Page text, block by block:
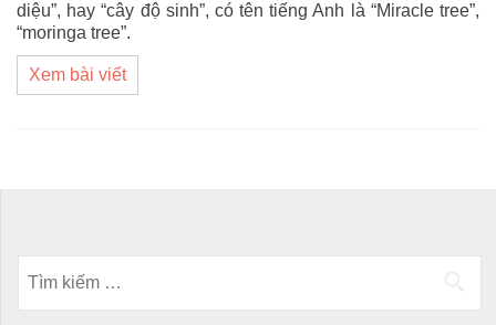
diệu”, hay “cây độ sinh”, có tên tiếng Anh là “Miracle tree”,
“moringa tree”.
Xem bài viết